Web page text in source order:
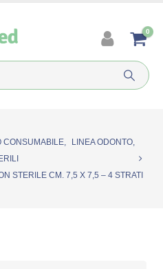
0
CONSUMABILE, LINEA ODONTO,
STERILE CM. 7,5 X 7,5 – 4 STRATI